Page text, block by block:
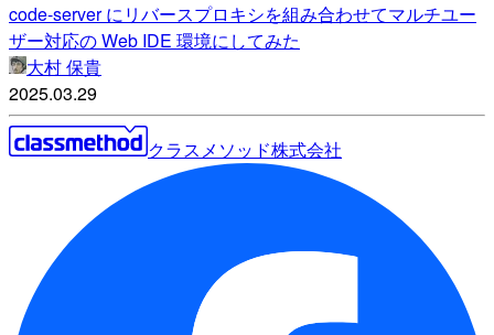
code-server にリバースプロキシを組み合わせてマルチユー
ザー対応の Web IDE 環境にしてみた
大村 保貴
2025.03.29
クラスメソッド株式会社